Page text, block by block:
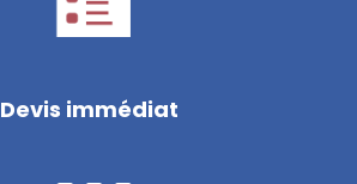
Devis immédiat